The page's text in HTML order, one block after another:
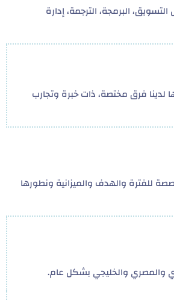
البرمجة، الترجمة، إدارة
فرق مختصة، ذات خبرة وتجارب
للفترة والهدف والميزانية ونطورها
والخليجي بشكل عام.